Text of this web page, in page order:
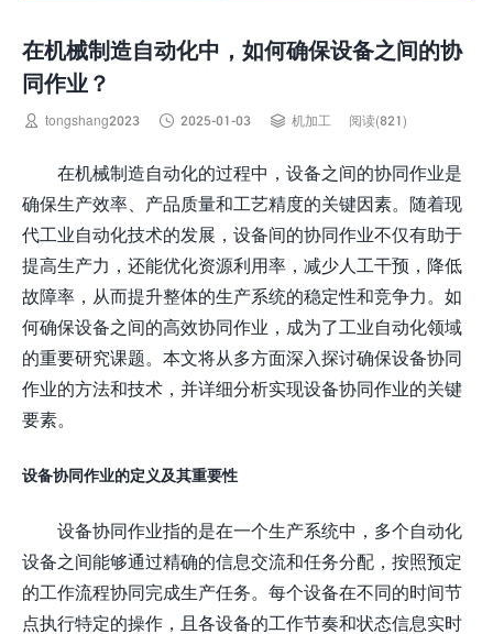
在机械制造自动化中，如何确保设备之间的协
同作业？
 tongshang2023  2025-01-03  机加工 阅读(821)
在机械制造自动化的过程中，设备之间的协同作业是
确保生产效率、产品质量和工艺精度的关键因素。随着现
代工业自动化技术的发展，设备间的协同作业不仅有助于
提高生产力，还能优化资源利用率，减少人工干预，降低
故障率，从而提升整体的生产系统的稳定性和竞争力。如
何确保设备之间的高效协同作业，成为了工业自动化领域
的重要研究课题。本文将从多方面深入探讨确保设备协同
作业的方法和技术，并详细分析实现设备协同作业的关键
要素。
设备协同作业的定义及其重要性
设备协同作业指的是在一个生产系统中，多个自动化
设备之间能够通过精确的信息交流和任务分配，按照预定
的工作流程协同完成生产任务。每个设备在不同的时间节
点执行特定的操作，且各设备的工作节奏和状态信息实时